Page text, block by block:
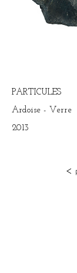
PARTICULES
Ardoise - Verre
2013
<